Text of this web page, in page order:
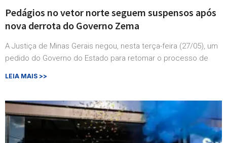
Pedágios no vetor norte seguem suspensos após
nova derrota do Governo Zema
A Justiça de Minas Gerais negou, nesta terça-feira (27/05), um
pedido do Governo do Estado para retomar o processo de
LEIA MAIS >>